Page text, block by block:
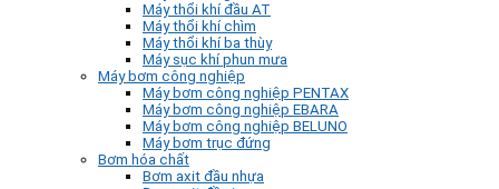
Máy thổi khí đầu AT
Máy thổi khí chìm
Máy thổi khí ba thùy
Máy sục khí phun mưa
Máy bơm công nghiệp
Máy bơm công nghiệp PENTAX
Máy bơm công nghiệp EBARA
Máy bơm công nghiệp BELUNO
Máy bơm trục đứng
Bơm hóa chất
Bơm axit đầu nhựa